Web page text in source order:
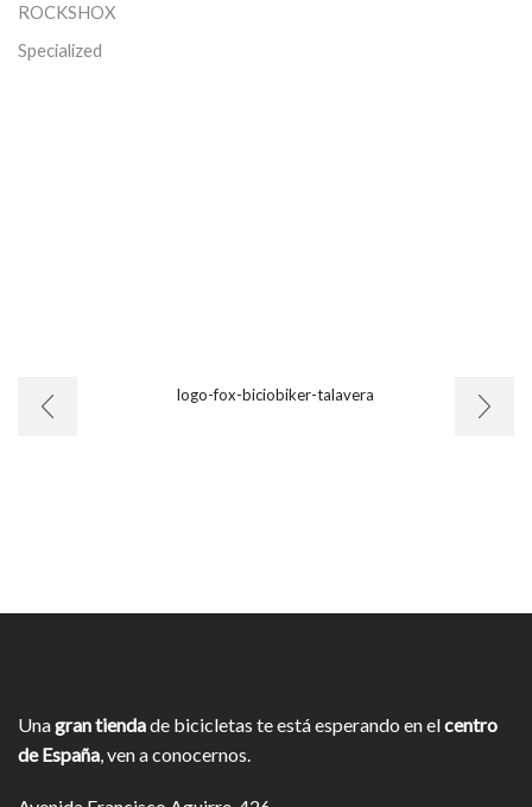
ROCKSHOX
Specialized
Unagran tiendade bicicletas te está esperando en elcentro
de España, ven a conocernos.